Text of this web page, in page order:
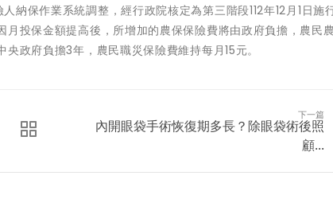
保作業系統調整，經行政院核定為第三階段112年12月1日施
投保金額提高後，所增加的農保保險費將由政府負擔，農民
政府負擔3年，農民職災保險費維持每月15元。
下一篇
內開眼袋手術恢復期多長？除眼袋術後照
顧...